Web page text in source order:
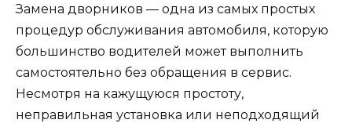
Замена дворников — одна из самых простых
процедур обслуживания автомобиля, которую
большинство водителей может выполнить
самостоятельно без обращения в сервис.
Несмотря на кажущуюся простоту,
неправильная установка или неподходящий